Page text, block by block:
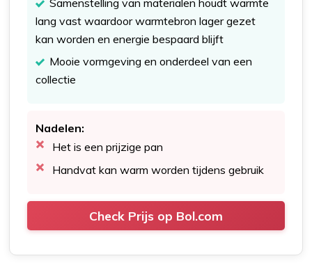
lang vast waardoor warmtebron lager gezet
kan worden en energie bespaard blijft
Mooie vormgeving en onderdeel van een
collectie
Nadelen:
Het is een prijzige pan
Handvat kan warm worden tijdens gebruik
Check Prijs op Bol.com